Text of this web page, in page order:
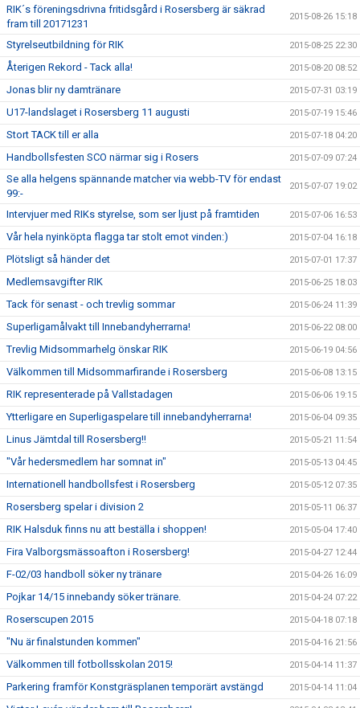
RIK´s föreningsdrivna fritidsgård i Rosersberg är säkrad
fram till 20171231
2015-08-26 15:18
Styrelseutbildning för RIK 2015-08-25 22:30
Återigen Rekord - Tack alla! 2015-08-20 08:52
Jonas blir ny damtränare 2015-07-31 03:19
U17-landslaget i Rosersberg 11 augusti 2015-07-19 15:46
Stort TACK till er alla 2015-07-18 04:20
Handbollsfesten SCO närmar sig i Rosers 2015-07-09 07:24
Se alla helgens spännande matcher via webb-TV för endast
99:-
2015-07-07 19:02
Intervjuer med RIKs styrelse, som ser ljust på framtiden 2015-07-06 16:53
Vår hela nyinköpta flagga tar stolt emot vinden:) 2015-07-04 16:18
Plötsligt så händer det 2015-07-01 17:37
Medlemsavgifter RIK 2015-06-25 18:03
Tack för senast - och trevlig sommar 2015-06-24 11:39
Superligamålvakt till Innebandyherrarna! 2015-06-22 08:00
Trevlig Midsommarhelg önskar RIK 2015-06-19 04:56
Välkommen till Midsommarfirande i Rosersberg 2015-06-08 13:15
RIK representerade på Vallstadagen 2015-06-06 19:15
Ytterligare en Superligaspelare till innebandyherrarna! 2015-06-04 09:35
Linus Jämtdal till Rosersberg!! 2015-05-21 11:54
"Vår hedersmedlem har somnat in" 2015-05-13 04:45
Internationell handbollsfest i Rosersberg 2015-05-12 07:35
Rosersberg spelar i division 2 2015-05-11 06:37
RIK Halsduk finns nu att beställa i shoppen! 2015-05-04 17:40
Fira Valborgsmässoafton i Rosersberg! 2015-04-27 12:44
F-02/03 handboll söker ny tränare 2015-04-26 16:09
Pojkar 14/15 innebandy söker tränare. 2015-04-24 07:22
Roserscupen 2015 2015-04-18 07:18
"Nu är finalstunden kommen" 2015-04-16 21:56
Välkommen till fotbollsskolan 2015! 2015-04-14 11:37
Parkering framför Konstgräsplanen temporärt avstängd 2015-04-14 11:04